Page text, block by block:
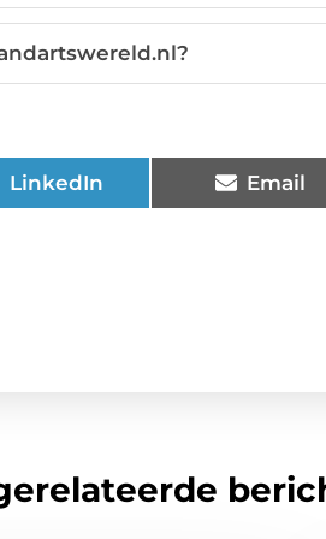
LinkedIn Email